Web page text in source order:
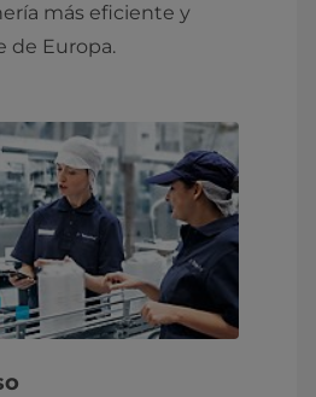
más eficiente y
de Europa.